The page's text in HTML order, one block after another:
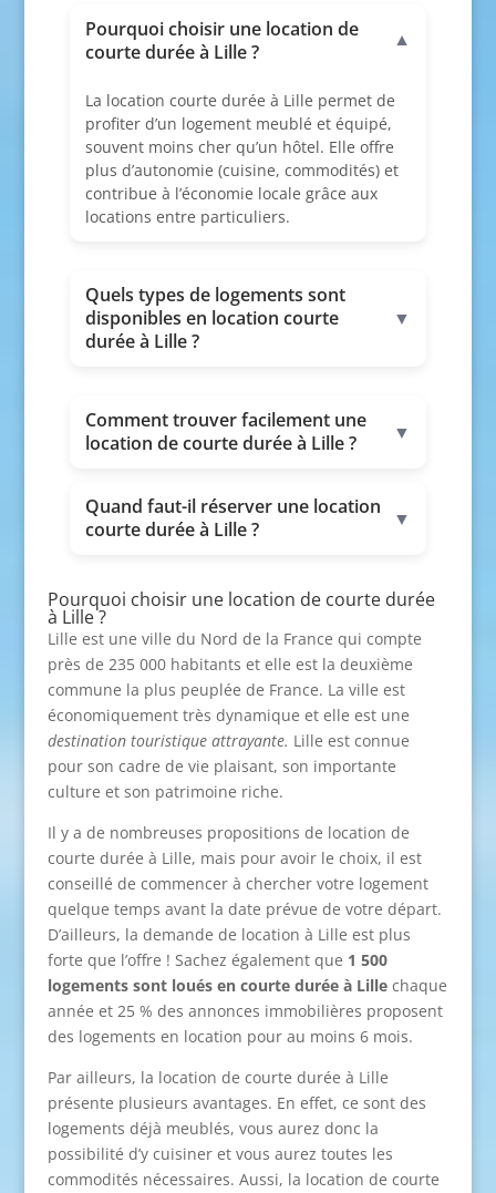
Pourquoi choisir une location de
courte durée à Lille ?
▼
La location courte durée à Lille permet de
profiter d’un logement meublé et équipé,
souvent moins cher qu’un hôtel. Elle offre
plus d’autonomie (cuisine, commodités) et
contribue à l’économie locale grâce aux
locations entre particuliers.
Quels types de logements sont
disponibles en location courte
durée à Lille ?
▼
Comment trouver facilement une
location de courte durée à Lille ?
▼
Quand faut-il réserver une location
courte durée à Lille ?
▼
Pourquoi choisir une location de courte durée
à Lille ?
Lille est une ville du Nord de la France qui compte
près de 235 000 habitants et elle est la deuxième
commune la plus peuplée de France. La ville est
économiquement très dynamique et elle est une
destination touristique attrayante. Lille est connue
pour son cadre de vie plaisant, son importante
culture et son patrimoine riche.
Il y a de nombreuses propositions de location de
courte durée à Lille, mais pour avoir le choix, il est
conseillé de commencer à chercher votre logement
quelque temps avant la date prévue de votre départ.
D’ailleurs, la demande de location à Lille est plus
forte que l’offre ! Sachez également que 1 500
logements sont loués en courte durée à Lillechaque
année et 25 % des annonces immobilières proposent
des logements en location pour au moins 6 mois.
Par ailleurs, la location de courte durée à Lille
présente plusieurs avantages. En effet, ce sont des
logements déjà meublés, vous aurez donc la
possibilité d’y cuisiner et vous aurez toutes les
commodités nécessaires. Aussi, la location de courte